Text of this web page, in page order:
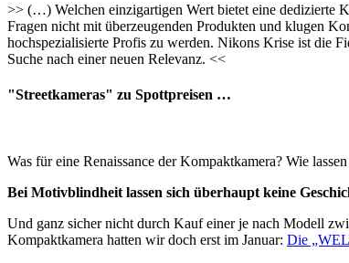
>> (…) Welchen einzigartigen Wert bietet eine dedizierte
Fragen nicht mit überzeugenden Produkten und klugen
hochspezialisierte Profis zu werden. Nikons Krise ist die
Suche nach einer neuen Relevanz. <<
"Streetkameras" zu Spottpreisen …
Was für eine Renaissance der Kompaktkamera? Wie
Bei Motivblindheit lassen sich überhaupt keine
Und ganz sicher nicht durch Kauf einer je nach Modell
Kompaktkamera hatten wir doch erst im Januar: Die